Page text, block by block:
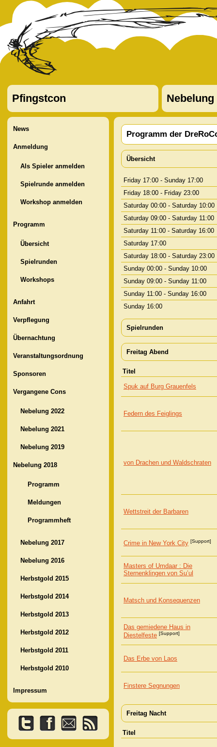
Pfingstcon Nebelung
News
Anmeldung
Als Spieler anmelden
Spielrunde anmelden
Workshop anmelden
Programm
Übersicht
Spielrunden
Workshops
Anfahrt
Verpflegung
Übernachtung
Veranstaltungsordnung
Sponsoren
Vergangene Cons
Nebelung 2022
Nebelung 2021
Nebelung 2019
Nebelung 2018
Programm
Meldungen
Programmheft
Nebelung 2017
Nebelung 2016
Herbstgold 2015
Herbstgold 2014
Herbstgold 2013
Herbstgold 2012
Herbstgold 2011
Herbstgold 2010
Impressum
Programm der
Übersicht
Friday 17:00 - Sunday 17:00
Friday 18:00 - Friday 23:00
Saturday 00:00 - Saturday 10:00
Saturday 09:00 - Saturday 11:00
Saturday 11:00 - Saturday 16:00
Saturday 17:00
Saturday 18:00 - Saturday 23:00
Sunday 00:00 - Sunday 10:00
Sunday 09:00 - Sunday 11:00
Sunday 11:00 - Sunday 16:00
Sunday 16:00
Spielrunden
Freitag Abend
Titel
Spuk auf Burg Grauenfels
Federn des Feiglings
von Drachen und Waldschraten
Wettstreit der Barbaren
Crime in New York City [Support]
Masters of Umdaar : Die
Sternenklingen von Su’ul
Matsch und Konsequenzen
Das gemiedene Haus in
Diestelfeste [Support]
Das Erbe von Laos
Finstere Segnungen
Freitag Nacht
Titel